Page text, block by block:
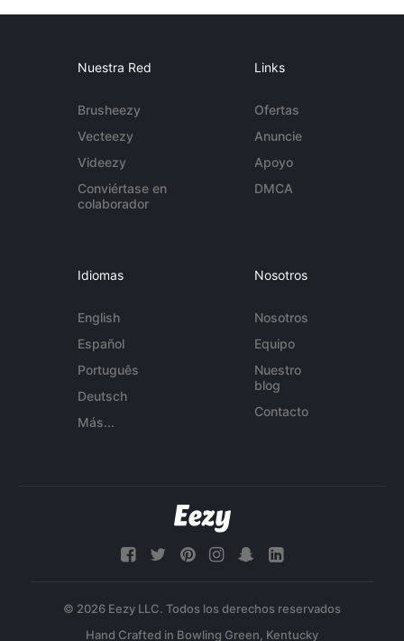
Nuestra Red
Brusheezy
Vecteezy
Videezy
Conviértase en
colaborador
Links
Ofertas
Anuncie
Apoyo
DMCA
Idiomas
English
Español
Português
Deutsch
Más...
Nosotros
Nosotros
Equipo
Nuestro
blog
Contacto
© 2026 Eezy LLC. Todos los derechos reservados